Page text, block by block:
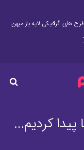
های گرافیکی لایه باز میهن
.
پیدا کردیم...